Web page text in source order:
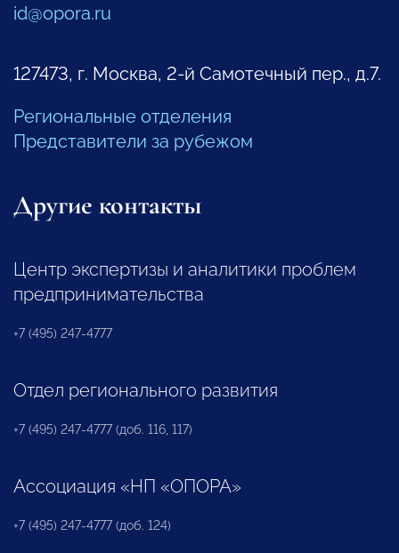
id@opora.ru
127473, г. Москва, 2-й Самотечный пер., д.7.
Региональные отделения
Представители за рубежом
Другие контакты
Центр экспертизы и аналитики проблем
предпринимательства
+7 (495) 247-4777
Отдел регионального развития
+7 (495) 247-4777 (доб. 116, 117)
Ассоциация «НП «ОПОРА»
+7 (495) 247-4777 (доб. 124)